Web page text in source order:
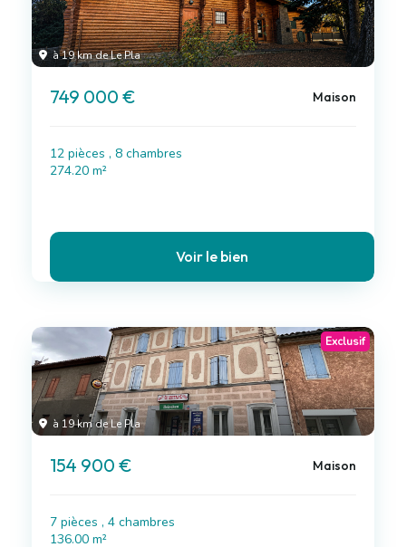
à 19 km de Le Pla
749 000 € Maison
12 pièces , 8 chambres
274.20 m²
Voir le bien
à 19 km de Le Pla
Exclusif
154 900 € Maison
7 pièces , 4 chambres
136.00 m²